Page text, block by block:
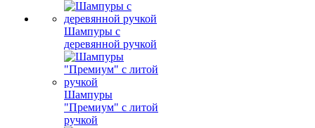
Шампуры с
деревянной ручкой
Шампуры
"Премиум" с литой
ручкой